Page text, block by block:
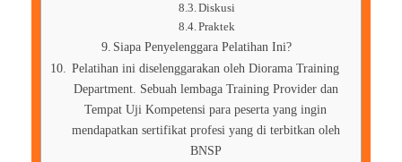
Diskusi
Praktek
Siapa Penyelenggara Pelatihan Ini?
Pelatihan ini diselenggarakan oleh Diorama Training
Department. Sebuah lembaga Training Provider dan
Tempat Uji Kompetensi para peserta yang ingin
mendapatkan sertifikat profesi yang di terbitkan oleh
BNSP